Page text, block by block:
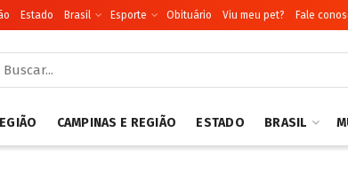
Estado Brasil Esporte Obituário Viu meu pet? Fale
CAMPINAS E REGIÃO ESTADO BRASIL